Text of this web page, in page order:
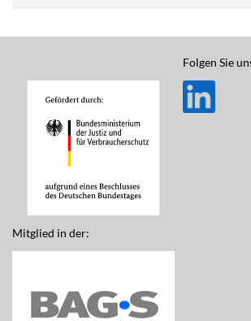
Mitglied in der:
Folgen Sie